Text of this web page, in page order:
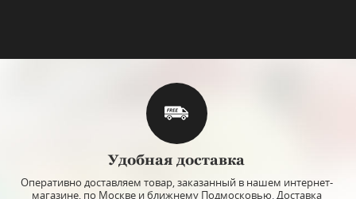
Уайт", Hankook
Prouna
Удобная доставка
Оперативно доставляем товар, заказанный в нашем интернет-
магазине, по Москве и ближнему Подмосковью. Доставка